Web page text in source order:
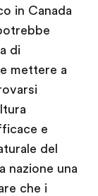
in Canada
di
mettere a
e
del
nazione una
che i